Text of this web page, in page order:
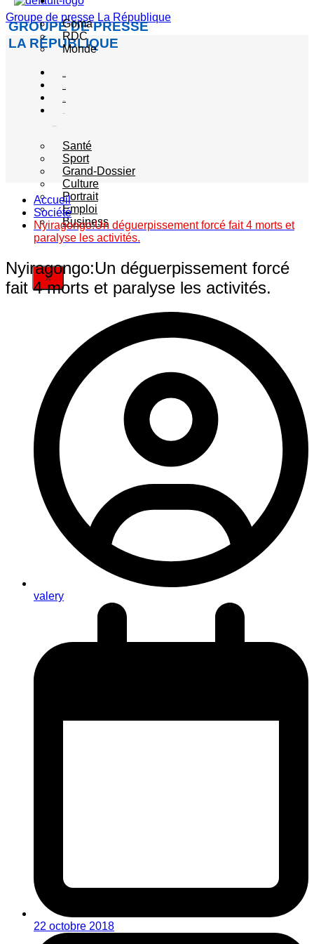
Groupe de presse La République
GROUPE DE PRESSE
LA RÉPUBLIQUE
Goma
RDC
Monde
Santé
Sport
Grand-Dossier
Culture
Portrait
Emploi
Business
X
Accueil
Société
Nyiragongo:Un déguerpissement forcé fait 4 morts et
paralyse les activités.
Nyiragongo:Un déguerpissement forcé
fait 4 morts et paralyse les activités.
valery
22 octobre 2018